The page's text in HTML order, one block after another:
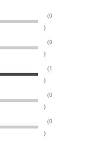
(0
)
(0
)
(1
)
(0
)
(0
)